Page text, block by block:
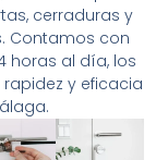
cerraduras y
Contamos con
horas al día, los
y eficacia